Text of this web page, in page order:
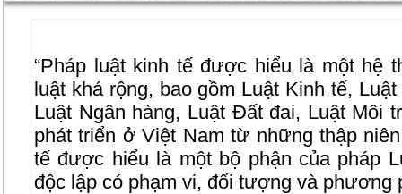
“Pháp luật kinh tế được hiểu là một hệ
luật khá rộng, bao gồm Luật Kinh tế,
Luật Ngân hàng, Luật Đất đai, Luật Môi
phát triển ở Việt Nam từ những thập
tế được hiểu là một bộ phận của pháp
độc lập có phạm vi, đối tượng và phương